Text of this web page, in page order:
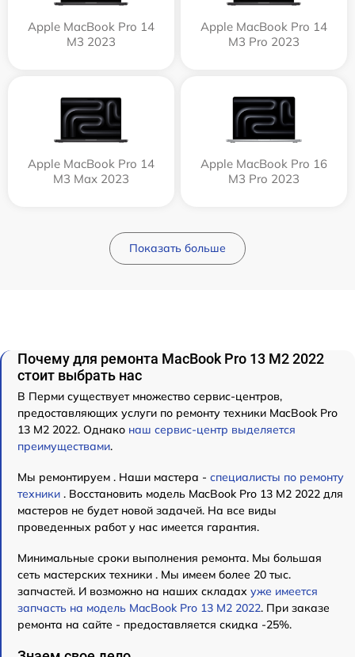
Apple MacBook Pro 14
M3 2023
Apple MacBook Pro 14
M3 Pro 2023
Apple MacBook Pro 14
M3 Max 2023
Apple MacBook Pro 16
M3 Pro 2023
Показать больше
Почему для ремонта MacBook Pro 13 M2 2022
стоит выбрать нас
В Перми существует множество сервис-центров,
предоставляющих услуги по ремонту техники MacBook Pro
13 M2 2022. Однако наш сервис-центр выделяется
преимуществами.
Мы ремонтируем . Наши мастера - специалисты по ремонту
техники . Восстановить модель MacBook Pro 13 M2 2022 для
мастеров не будет новой задачей. На все виды
проведенных работ у нас имеется гарантия.
Минимальные сроки выполнения ремонта. Мы большая
сеть мастерских техники . Мы имеем более 20 тыс.
запчастей. И возможно на наших складах уже имеется
запчасть на модель MacBook Pro 13 M2 2022. При заказе
ремонта на сайте - предоставляется скидка -25%.